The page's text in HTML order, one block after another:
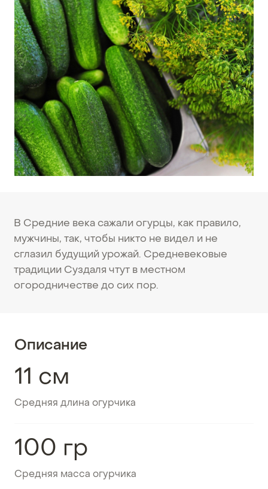
В Средние века сажали огурцы, как правило,
мужчины, так, чтобы никто не видел и не
сглазил будущий урожай. Средневековые
традиции Суздаля чтут в местном
огородничестве до сих пор.
Описание
11 см
Средняя длина огурчика
100 гр
Средняя масса огурчика